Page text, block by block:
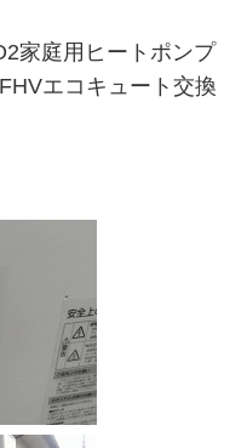
家庭用ヒートポンプ
エコキュート交換